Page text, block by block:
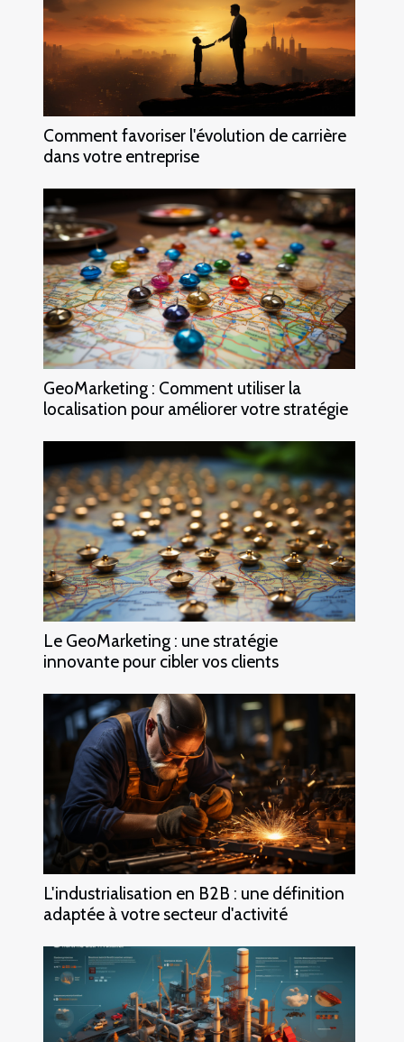
Comment favoriser l'évolution de carrière
dans votre entreprise
GeoMarketing : Comment utiliser la
localisation pour améliorer votre stratégie
Le GeoMarketing : une stratégie
innovante pour cibler vos clients
L'industrialisation en B2B : une définition
adaptée à votre secteur d'activité